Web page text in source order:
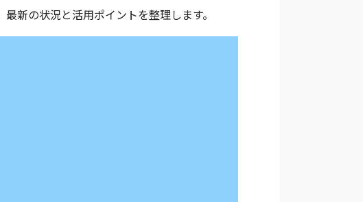
新の状況と活用ポイントを整理します。